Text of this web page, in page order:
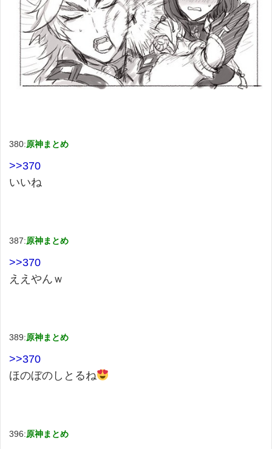
380:原神まとめ
>>370
いいね
387:原神まとめ
>>370
ええやんｗ
389:原神まとめ
>>370
ほのぼのしとるね
396:原神まとめ